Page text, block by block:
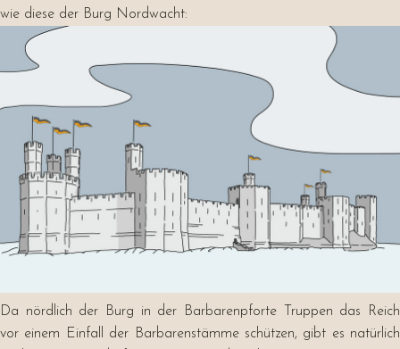
wie diese der Burg Nordwacht:
Da nördlich der Burg in der Barbarenpforte Truppen das Reich
vor einem Einfall der Barbarenstämme schützen, gibt es natürlich